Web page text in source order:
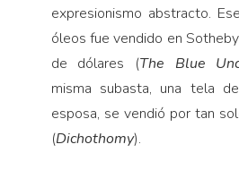
expresionismo abstracto.
óleos fue vendido en
de dólares (The Blue
misma subasta, una tela
esposa, se vendió por tan
(Dichothomy).